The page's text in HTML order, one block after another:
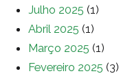
Julho 2025 (1)
Abril 2025 (1)
Março 2025 (1)
Fevereiro 2025 (3)